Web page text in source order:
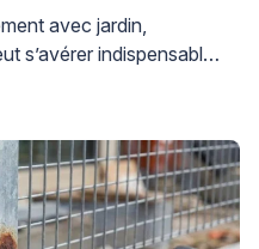
avec jardin,
s’avérer indispensable
situation se
bail de location
en état des lieux en
clôture sans béton